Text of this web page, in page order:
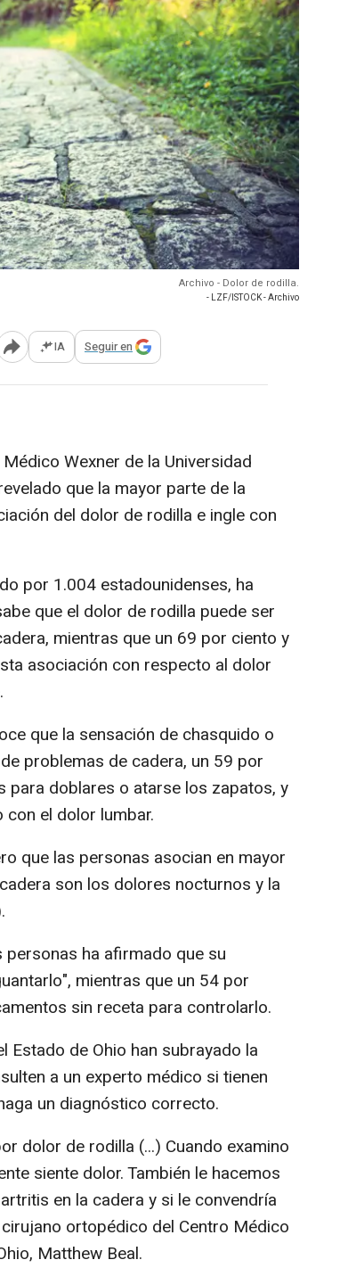
Archivo - Dolor de rodilla.
- LZF/ISTOCK - Archivo
Abrir opciones para compartir
IA Seguir en
Wexner de la Universidad
que la mayor parte de la
del dolor de rodilla e ingle con
por 1.004 estadounidenses, ha
que el dolor de rodilla puede ser
mientras que un 69 por ciento y
asociación con respecto al dolor
que la sensación de chasquido o
problemas de cadera, un 59 por
doblares o atarse los zapatos, y
el dolor lumbar.
que las personas asocian en mayor
son los dolores nocturnos y la
ha afirmado que su
mientras que un 54 por
sin receta para controlarlo.
de Ohio han subrayado la
a un experto médico si tienen
un diagnóstico correcto.
dolor de rodilla (...) Cuando examino
siente dolor. También le hacemos
en la cadera y si le convendría
ortopédico del Centro Médico
Matthew Beal.